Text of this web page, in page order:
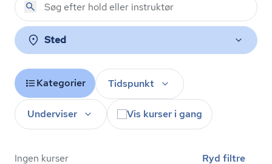
Sted
Kategorier Tidspunkt
Underviser Vis kurser i gang
Ingen kurser Ryd filtre